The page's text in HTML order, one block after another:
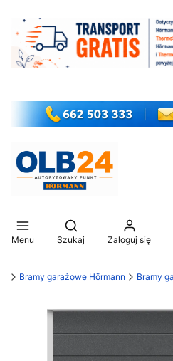
Menu
Otwórz wyszukiwarkę
Szukaj Zaloguj się
Bramy garażowe Hörmann